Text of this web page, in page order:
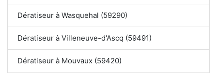
Dératiseur à Wasquehal (59290)
Dératiseur à Villeneuve-d'Ascq (59491)
Dératiseur à Mouvaux (59420)